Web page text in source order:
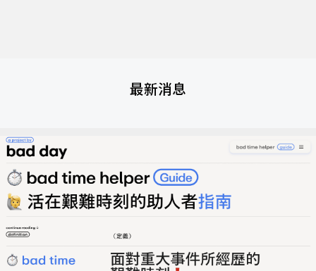
最新消息